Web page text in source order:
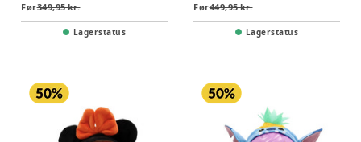
Før349,95 kr.
Lagerstatus
Før449,95 kr.
Lagerstatus